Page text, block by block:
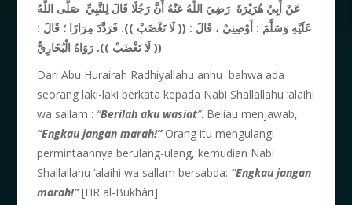
عَنْ أَبِيْ هُرَيْرَةَ رَضِيَ اللَّهُ عَنْهُ أَنَّ رَجُلًا قَالَ لِلنَّبِيِّ صَلَّى اللَّهُ
عَلَيْهِ وَسَلَّمَ : أَوْصِنِيْ ، قَالَ : (( لَا تَغْضَبْ )). فَرَدَّدَ مِرَارًا ؛ قَالَ :
((لَا تَغْضَبْ )). رَوَاهُ الْبُخَارِيُّ
Dari Abu Hurairah Radhiyallahu anhu bahwa ada
seorang laki-laki berkata kepada Nabi Shallallahu ‘alaihi
wa sallam : “Berilah aku wasiat”. Beliau menjawab,
“Engkau jangan marah!”Orang itu mengulangi
permintaannya berulang-ulang, kemudian Nabi
Shallallahu ‘alaihi wa sallam bersabda: “Engkau jangan
marah!”[HR al-Bukhâri].